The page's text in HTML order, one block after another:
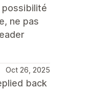
ne pas
Oct 26, 2025
back